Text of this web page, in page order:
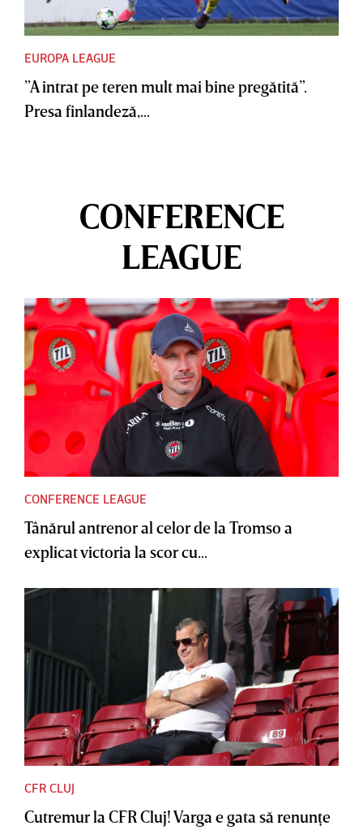
EUROPA LEAGUE
”A intrat pe teren mult mai bine pregătită”.
Presa finlandeză,...
CONFERENCE
LEAGUE
CONFERENCE LEAGUE
Tânărul antrenor al celor de la Tromso a
explicat victoria la scor cu...
CFR CLUJ
Cutremur la CFR Cluj! Varga e gata să renunţe